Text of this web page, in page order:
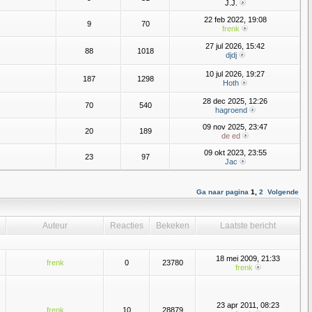
J.J.
9 70
22 feb 2022, 19:08
frenk
88 1018
27 jul 2026, 15:42
djdj
187 1298
10 jul 2026, 19:27
Hoth
70 540
28 dec 2025, 12:26
hagroend
20 189
09 nov 2025, 23:47
de ed
23 97
09 okt 2023, 23:55
Jac
Ga naar pagina 1 2 Volgende
Auteur Reacties Bekeken Laatste bericht
frenk 0 23780
18 mei 2009, 21:33
frenk
frenk 10 28879
23 apr 2011, 08:23